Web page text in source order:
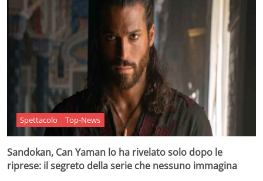
Spettacolo Top-News
Sandokan, Can Yaman lo ha rivelato solo dopo le
riprese: il segreto della serie che nessuno immagina